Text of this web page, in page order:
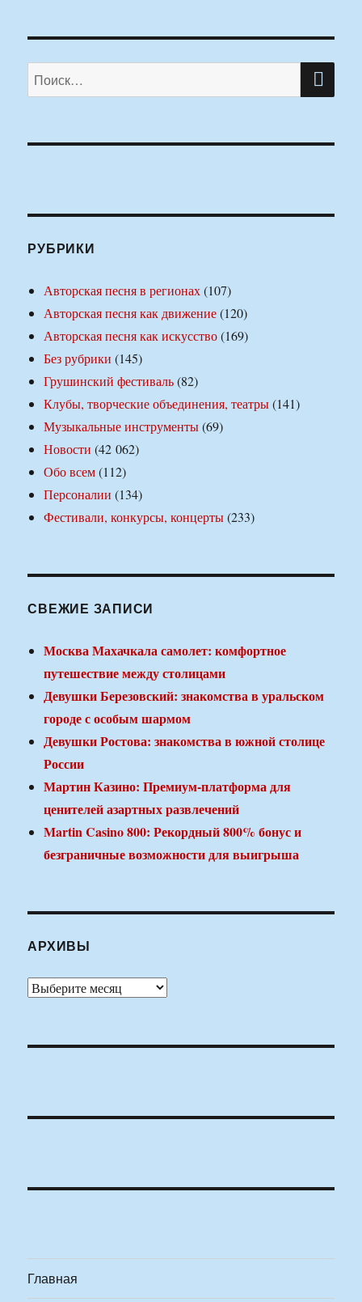
Искать:
РУБРИКИ
Авторская песня в регионах(107)
Авторская песня как движение(120)
Авторская песня как искусство(169)
Без рубрики (145)
Грушинский фестиваль(82)
Клубы, творческие объединения, театры(141)
Музыкальные инструменты(69)
Новости (42 062)
Обо всем(112)
Персоналии (134)
Фестивали, конкурсы, концерты(233)
СВЕЖИЕ ЗАПИСИ
Москва Махачкала самолет: комфортное
путешествие между столицами
Девушки Березовский: знакомства в уральском
городе с особым шармом
Девушки Ростова: знакомства в южной столице
России
Мартин Казино: Премиум-платформа для
ценителей азартных развлечений
Martin Casino 800: Рекордный 800% бонус и
безграничные возможности для выигрыша
АРХИВЫ
Архивы
Главная